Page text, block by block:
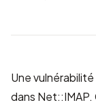
Une
dans